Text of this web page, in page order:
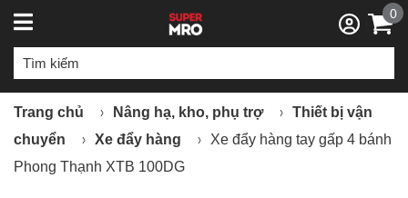
0
Trang chủ Nâng hạ, kho, phụ trợ
Thiết bị vận
chuyển
Xe đẩy hàng
Xe đẩy hàng tay gấp 4 bánh
Phong Thạnh XTB 100DG